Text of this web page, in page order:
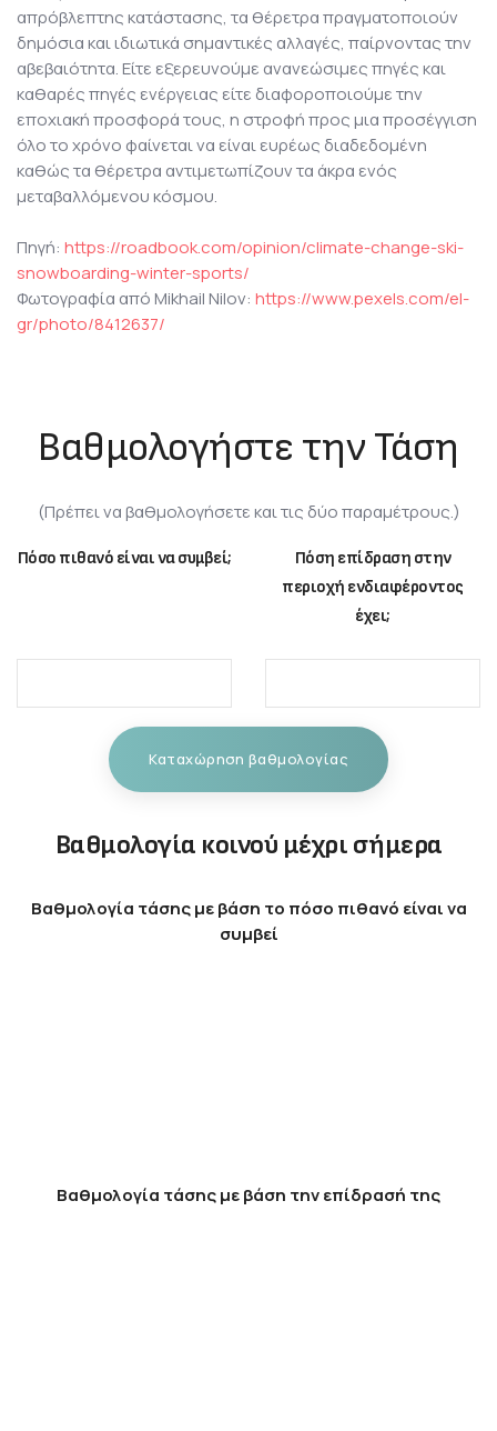
απρόβλεπτης κατάστασης, τα θέρετρα πραγματοποιούν
δημόσια και ιδιωτικά σημαντικές αλλαγές, παίρνοντας την
αβεβαιότητα. Είτε εξερευνούμε ανανεώσιμες πηγές και
καθαρές πηγές ενέργειας είτε διαφοροποιούμε την
εποχιακή προσφορά τους, η στροφή προς μια προσέγγιση
όλο το χρόνο φαίνεται να είναι ευρέως διαδεδομένη
καθώς τα θέρετρα αντιμετωπίζουν τα άκρα ενός
μεταβαλλόμενου κόσμου.
Πηγή: https://roadbook.com/opinion/climate-change-ski-
snowboarding-winter-sports/
Φωτογραφία από Mikhail Nilov: https://www.pexels.com/el-
gr/photo/8412637/
Βαθμολογήστε την Τάση
(Πρέπει να βαθμολογήσετε και τις δύο παραμέτρους.)
Πόσο πιθανό είναι να συμβεί;
Πόση επίδραση στην
περιοχή ενδιαφέροντος
έχει;
Καταχώρηση βαθμολογίας
Βαθμολογία κοινού μέχρι σήμερα
Βαθμολογία τάσης με βάση το πόσο πιθανό είναι να
συμβεί
Βαθμολογία τάσης με βάση την επίδρασή της